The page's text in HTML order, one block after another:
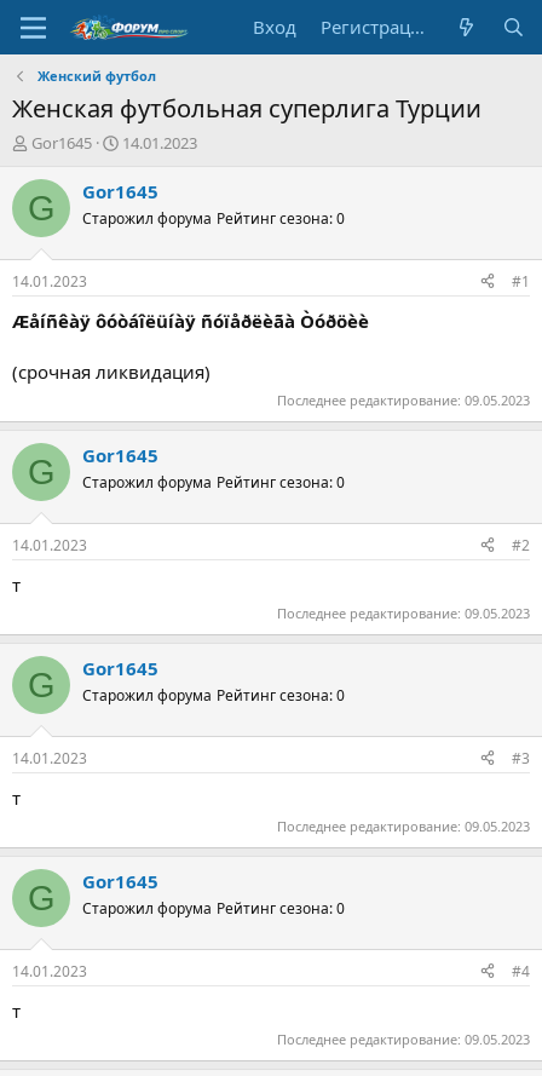
Вход Регистрация
Женский футбол
Женская футбольная суперлига Турции
А
т
о
т
е
м
ы
Gor1645
Д
т
н
а
л
14.01.2023
G Gor1645
Старожил форума Рейтинг сезона: 0
14.01.2023 #1
Æåíñêàÿ ôóòáîëüíàÿ ñóïåðëèãà Òóðöèè
(срочная ликвидация)
Последнее редактирование: 09.05.2023
G Gor1645
Старожил форума Рейтинг сезона: 0
14.01.2023 #2
т
Последнее редактирование: 09.05.2023
G Gor1645
Старожил форума Рейтинг сезона: 0
14.01.2023 #3
т
Последнее редактирование: 09.05.2023
G Gor1645
Старожил форума Рейтинг сезона: 0
14.01.2023 #4
т
Последнее редактирование: 09.05.2023